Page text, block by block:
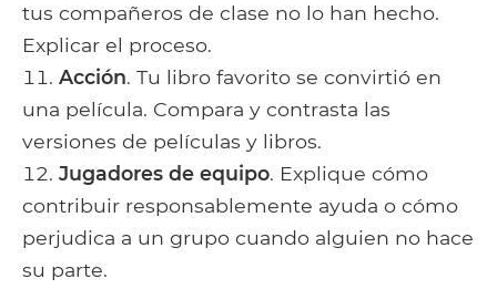
tus compañeros de clase no lo han hecho.
Explicar el proceso.
Acción. Tu libro favorito se convirtió en
una película. Compara y contrasta las
versiones de películas y libros.
Jugadores de equipo. Explique cómo
contribuir responsablemente ayuda o cómo
perjudica a un grupo cuando alguien no hace
su parte.